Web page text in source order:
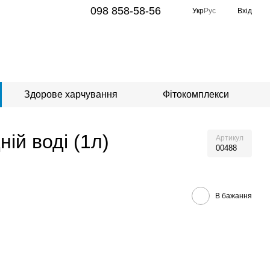
098 858-58-56 УкрРус Вхід
Здорове харчування Фітокомплекси
воді (1л) Артикул
00488
В бажання